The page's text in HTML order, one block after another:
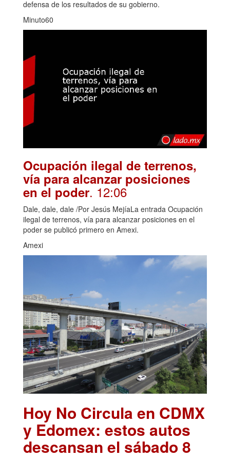
defensa de los resultados de su gobierno.
Minuto60
Ocupación ilegal de terrenos,
vía para alcanzar posiciones
en el poder. 12:06
Dale, dale, dale /Por Jesús MejíaLa entrada Ocupación
ilegal de terrenos, vía para alcanzar posiciones en el
poder se publicó primero en Amexi.
Amexi
Hoy No Circula en CDMX
y Edomex: estos autos
descansan el sábado 8